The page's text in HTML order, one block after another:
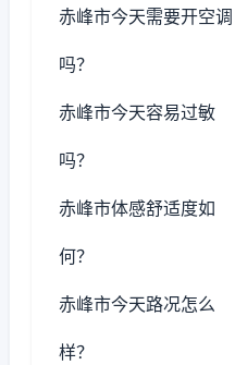
赤峰市今天需要开空调
吗？
赤峰市今天容易过敏
吗？
赤峰市体感舒适度如
何？
赤峰市今天路况怎么
样？